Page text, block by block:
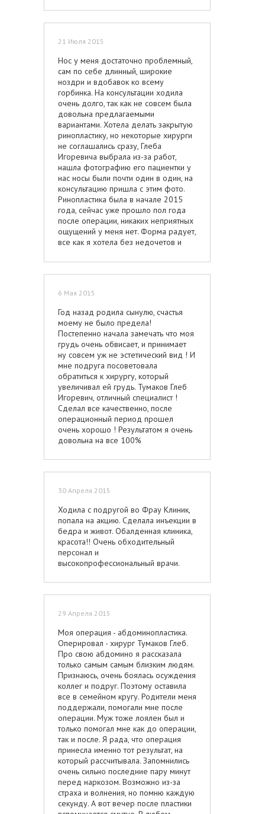
21 Июля 2015
Нос у меня достаточно проблемный,
сам по себе длинный, широкие
ноздри и вдобавок ко всему
горбинка. На консультации ходила
очень долго, так как не совсем была
довольна предлагаемыми
вариантами. Хотела делать закрытую
ринопластику, но некоторые хирурги
не соглашались сразу, Глеба
Игоревича выбрала из-за работ,
нашла фотографию его пациентки у
нас носы были почти один в один, на
консультацию пришла с этим фото.
Ринопластика была в начале 2015
года, сейчас уже прошло пол года
после операции, никаких неприятных
ощущений у меня нет. Форма радует,
все как я хотела без недочетов и
ринопластика удалась, швов нет, так
как была закрытая рино.
6 Мая 2015
Год назад родила сынулю, счастья
моему не было предела!
Постепенно начала замечать что моя
грудь очень обвисает, и принимает
ну совсем уж не эстетический вид ! И
мне подруга посоветовала
обратиться к хирургу, который
увеличивал ей грудь. Тумаков Глеб
Игоревич, отличный специалист !
Сделал все качественно, после
операционный период прошел
очень хорошо ! Результатом я очень
довольна на все 100%
30 Апреля 2015
Ходила с подругой во Фрау Клиник,
попала на акцию. Сделала инъекции в
бедра и живот. Обалденная клиника,
красота!! Очень обходительный
персонал и
высокопрофессиональный врачи.
29 Апреля 2015
Моя операция - абдоминопластика.
Оперировал - хирург Тумаков Глеб.
Про свою абдомино я рассказала
только самым самым близким людям.
Признаюсь, очень боялась осуждения
коллег и подруг. Поэтому оставила
все в семейном кругу. Родители меня
поддержали, помогали мне после
операции. Муж тоже лоялен был и
только помогал мне как до операции,
так и после. Я рада, что операция
принесла именно тот результат, на
который рассчитывала. Запомнились
очень сильно последние пару минут
перед наркозом. Возможно из-за
страха и волнения, но помню каждую
секунду. А вот вечер после пластики